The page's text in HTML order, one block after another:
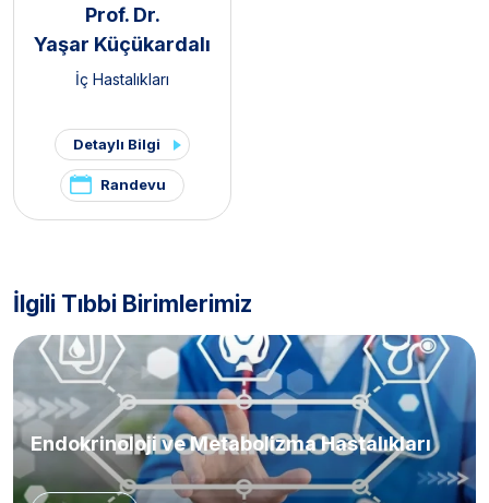
Prof. Dr.
Yaşar Küçükardalı
İç Hastalıkları
Detaylı Bilgi
Randevu
İlgili Tıbbi Birimlerimiz
Endokrinoloji ve Metabolizma Hastalıkları